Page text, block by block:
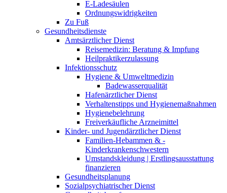
E-Ladesäulen
Ordnungswidrigkeiten
Zu Fuß
Gesundheitsdienste
Amtsärztlicher Dienst
Reisemedizin: Beratung & Impfung
Heilpraktikerzulassung
Infektionsschutz
Hygiene & Umweltmedizin
Badewasserqualität
Hafenärztlicher Dienst
Verhaltenstipps und Hygienemaßnahmen
Hygienebelehrung
Freiverkäufliche Arzneimittel
Kinder- und Jugendärztlicher Dienst
Familien-Hebammen & -
Kinderkrankenschwestern
Umstandskleidung | Erstlingsausstattung
finanzieren
Gesundheitsplanung
Sozialpsychiatrischer Dienst